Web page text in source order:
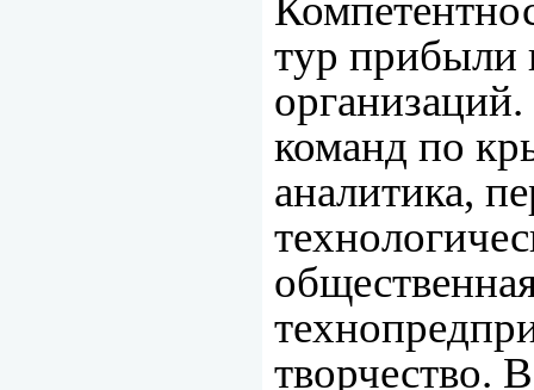
тур прибыли
команд по
аналитика,
творчество.